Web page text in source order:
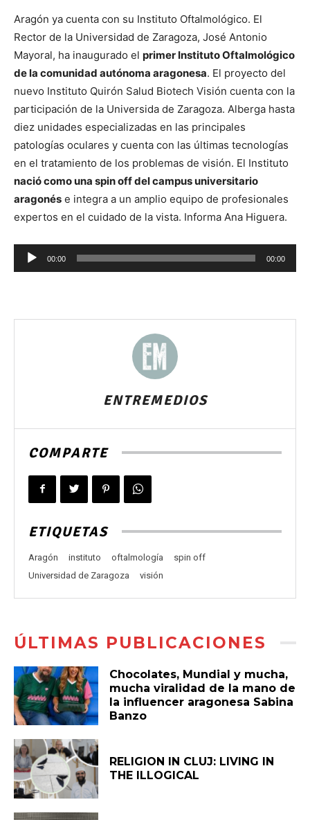
Aragón ya cuenta con su Instituto Oftalmológico. El
Rector de la Universidad de Zaragoza, José Antonio
Mayoral, ha inaugurado el primer Instituto Oftalmológico
de la comunidad autónoma aragonesa. El proyecto del
nuevo Instituto Quirón Salud Biotech Visión cuenta con la
participación de la Universida de Zaragoza. Alberga hasta
diez unidades especializadas en las principales
patologías oculares y cuenta con las últimas tecnologías
en el tratamiento de los problemas de visión. El Instituto
nació como una spin off del campus universitario
aragonés e integra a un amplio equipo de profesionales
expertos en el cuidado de la vista. Informa Ana Higuera.
Reproductor
de
00:00 00:00
ENTREMEDIOS
COMPARTE
ETIQUETAS
Aragón instituto oftalmología
spin off
Universidad de Zaragoza
visión
ÚLTIMAS PUBLICACIONES
Chocolates, Mundial y mucha,
mucha viralidad de la mano de
la influencer aragonesa Sabina
Banzo
RELIGION IN CLUJ: LIVING IN
THE ILLOGICAL